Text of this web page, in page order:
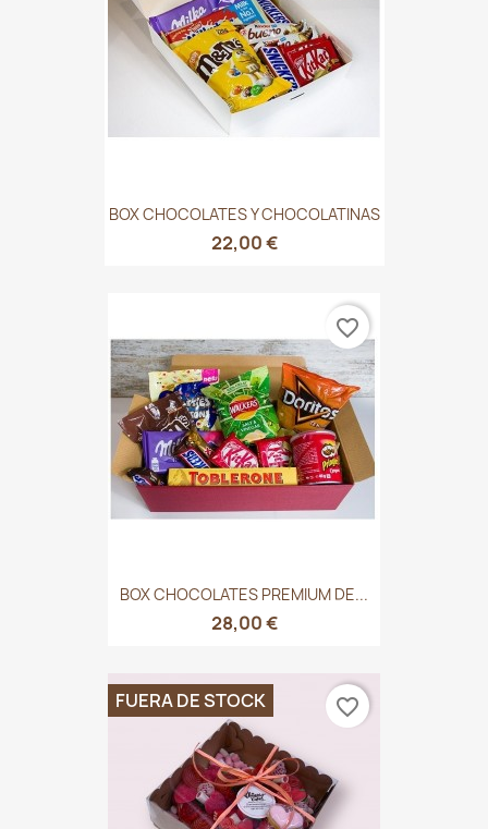
BOX CHOCOLATES Y CHOCOLATINAS
22,00 €
BOX CHOCOLATES PREMIUM DE...
28,00 €
favorite_border
FUERA DE STOCK favorite_border